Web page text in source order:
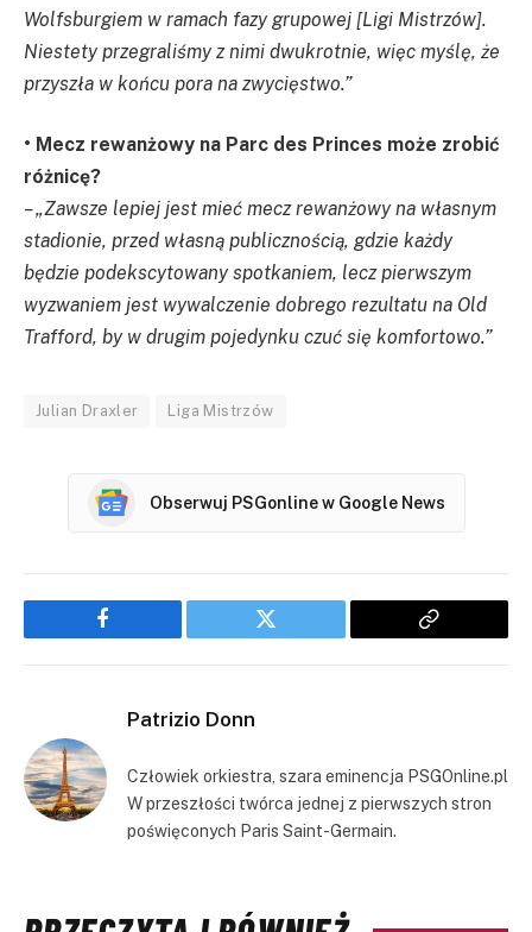
Wolfsburgiem w ramach fazy grupowej [Ligi Mistrzów].
Niestety przegraliśmy z nimi dwukrotnie, więc myślę, że
przyszła w końcu pora na zwycięstwo.”
• Mecz rewanżowy na Parc des Princes może zrobić
różnicę?
– „Zawsze lepiej jest mieć mecz rewanżowy na własnym
stadionie, przed własną publicznością, gdzie każdy
będzie podekscytowany spotkaniem, lecz pierwszym
wyzwaniem jest wywalczenie dobrego rezultatu na Old
Trafford, by w drugim pojedynku czuć się komfortowo.”
Julian Draxler Liga Mistrzów
Obserwuj PSGonline w Google News
Facebook Twitter
Copy
Patrizio Donn
Człowiek orkiestra, szara eminencja PSGOnline.pl
W przeszłości twórca jednej z pierwszych stron
poświęconych Paris Saint-Germain.